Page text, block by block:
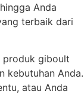
Anda
terbaik dari
produk giboult
kebutuhan Anda.
atau Anda